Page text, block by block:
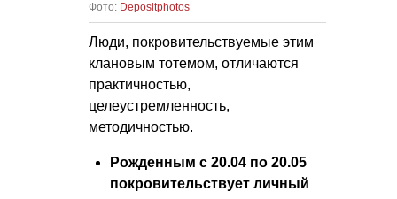
Фото: Depositphotos
Люди, покровительствуемые этим
клановым тотемом, отличаются
практичностью,
целеустремленность,
методичностью.
Рожденным с 20.04 по 20.05
покровительствует личный